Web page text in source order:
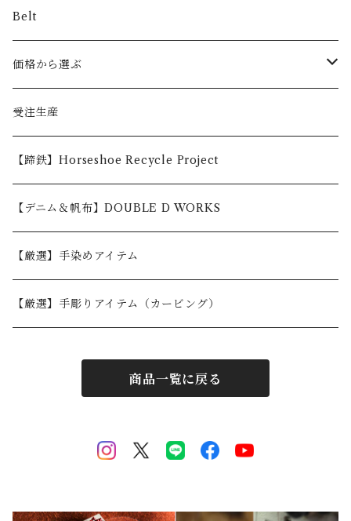
Belt
価格から選ぶ
〜5,000円
5,001〜10,000円
10,001〜30,000円
30,001円〜
受注生産
【蹄鉄】Horseshoe Recycle Project
【デニム＆帆布】DOUBLE D WORKS
【厳選】手染めアイテム
【厳選】手彫りアイテム（カービング）
商品一覧に戻る